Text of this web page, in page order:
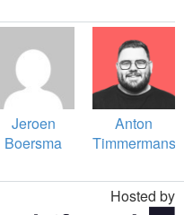
Jeroen
Boersma
Anton
Timmermans
Hosted by